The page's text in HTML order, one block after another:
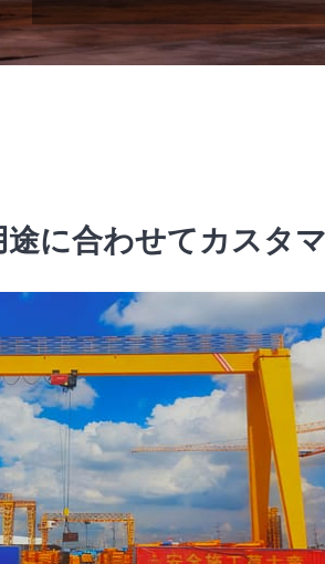
途に合わせてカスタ